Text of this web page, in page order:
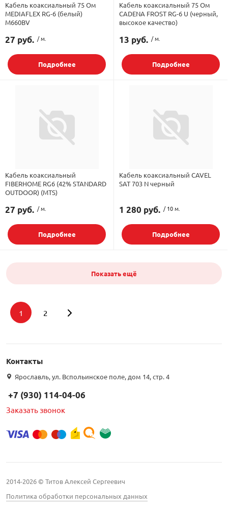
Интернет цена
Бренд
Commscope (
Кабель коаксиальный 75 Ом
MEDIAFLEX RG-6 (белый)
М660BV
27 руб. / м.
Подробнее
Кабель коаксиальный 75 Ом
CADENA FROST RG-6 U (черный,
высокое качество)
13 руб. / м.
Подробнее
Кабель коаксиальный
FIBERHOME RG6 (42% STANDARD
OUTDOOR) (MTS)
27 руб. / м.
Подробнее
Кабель коаксиальный CAVEL
SAT 703 N черный
1 280 руб. / 10 м.
Подробнее
Показать ещё
1 2
Контакты
Ярославль, ул. Вспольинское поле, дом 14, стр. 4
+7 (930) 114-04-06
Заказать звонок
2014-2026 © Титов Алексей Сергеевич
Политика обработки персональных данных